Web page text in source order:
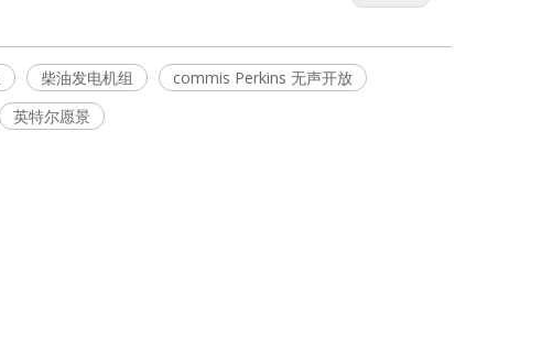
柴油发电机组
commis Perkins 无声开放
英特尔愿景